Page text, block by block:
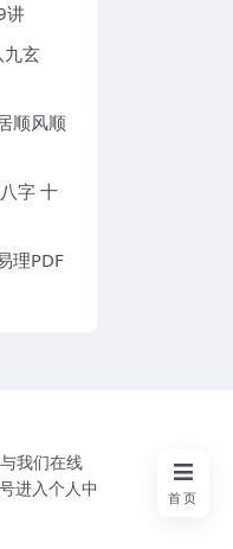
讲
玄
顺风顺
字 十
理PDF
我们在线
进入个人中
首页